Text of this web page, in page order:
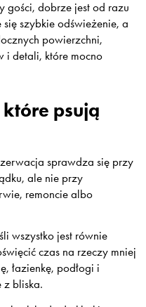
gości, dobrze jest od razu
szybkie odświeżenie, a
powierzchni,
i detali, które mocno
które psują
sprawdza się przy
ale nie przy
remoncie albo
wszystko jest równie
czas na rzeczy mniej
łazienkę, podłogi i
z bliska.